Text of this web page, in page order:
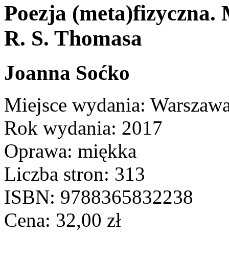
Poezja (meta)fizyczna.
R. S. Thomasa
Joanna Soćko
Miejsce wydania:
Rok wydania: 2017
Oprawa: miękka
Liczba stron: 313
ISBN: 9788365832238
Cena: 32,00 zł